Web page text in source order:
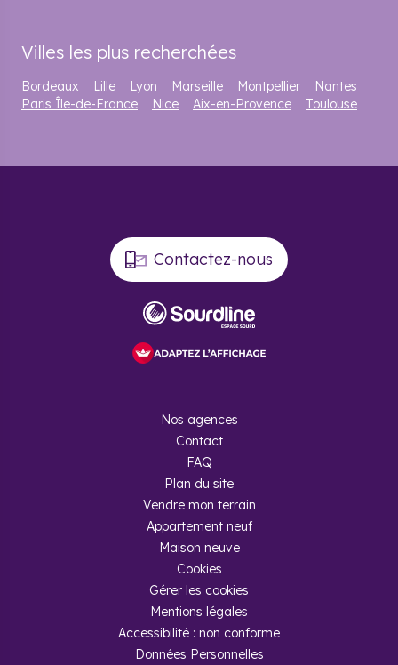
Villes les plus recherchées
Bordeaux Lille Lyon Marseille Montpellier
Nantes
Paris Île-de-France
Nice Aix-en-Provence Toulouse
Contactez-nous
Nos agences
Contact
FAQ
Plan du site
Vendre mon terrain
Appartement neuf
Maison neuve
Cookies
Gérer les cookies
Mentions légales
Accessibilité : non conforme
Données Personnelles